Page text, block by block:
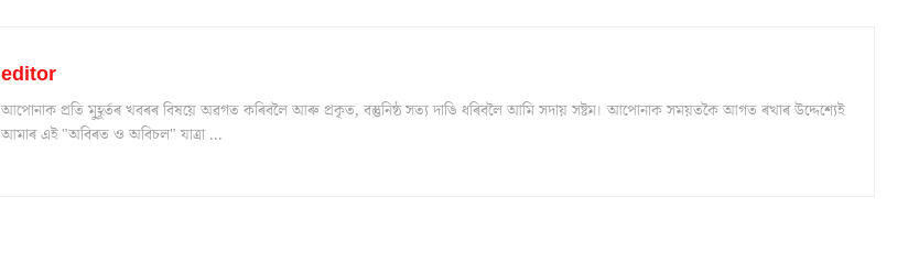
editor
আপোনাক প্ৰতি মুহূৰ্তৰ খবৰৰ বিষয়ে অৱগত কৰিবলৈ আৰু প্ৰকৃত, বস্তুনিষ্ঠ সত্য দাঙি ধৰিবলৈ আমি সদায় সষ্টম। আপোনাক সময়তকৈ আগত ৰখাৰ উদ্দেশ্যেই
আমাৰ এই "অবিৰত ও অবিচল" যাত্ৰা ...